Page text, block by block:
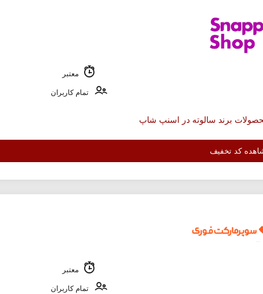
معتبر
تمام کاربران
کد تخفیف
معتبر
تمام کاربران